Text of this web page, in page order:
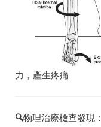
力，產生疼痛
🔍物理治療檢查發現：